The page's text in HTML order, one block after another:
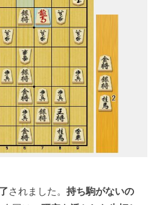
されました。 持ち駒がないの